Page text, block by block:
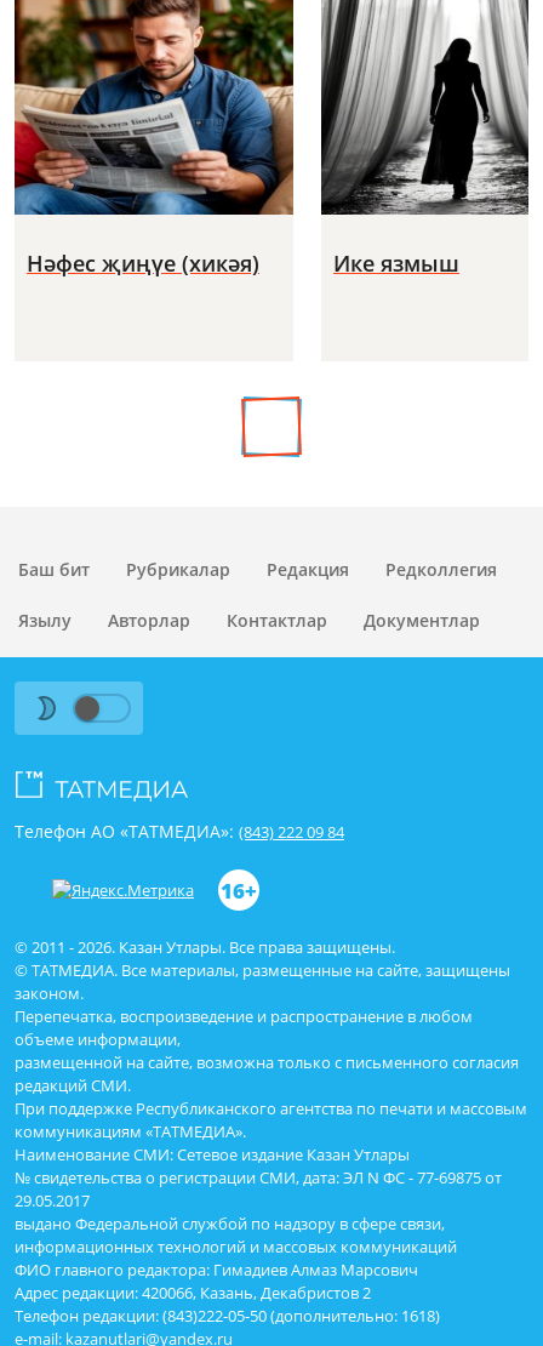
Нәфес җиңүе (хикәя) Ике язмыш
Баш бит Рубрикалар Редакция Редколлегия
Язылу Авторлар Контактлар Документлар
© 2011 - 2026. Казан Утлары. Все права защищены.
© ТАТМЕДИА. Все материалы, размещенные на сайте, защищены
законом.
Перепечатка, воспроизведение и распространение в любом
объеме информации,
размещенной на сайте, возможна только с письменного согласия
редакций СМИ.
При поддержке Республиканского агентства по печати и массовым
коммуникациям «ТАТМЕДИА».
Наименование СМИ: Сетевое издание Казан Утлары
№ свидетельства о регистрации СМИ, дата: ЭЛ N ФС - 77-69875 от
29.05.2017
выдано Федеральной службой по надзору в сфере связи,
информационных технологий и массовых коммуникаций
ФИО главного редактора: Гимадиев Алмаз Марсович
Адрес редакции: 420066, Казань, Декабристов 2
Телефон редакции: (843)222-05-50 (дополнительно: 1618)
e-mail: kazanutlari@yandex.ru
Телефон АО «ТАТМЕДИА»: (843) 222 09 84
16+